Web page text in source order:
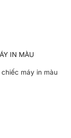
IN MÀU
máy in màu